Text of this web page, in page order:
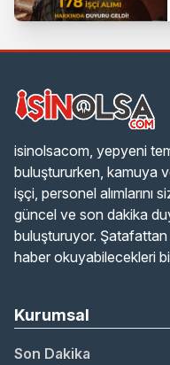
isinolsacom, yepyeni
buluştururken, kamuya
işçi, personel alımlarını
güncel ve son dakika
buluşturuyor. Şatafattan
haber okuyabilecekleri
Kurumsal
Son Dakika